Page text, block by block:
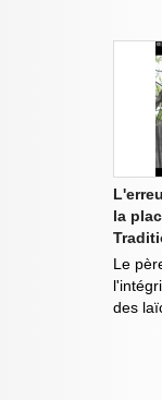
la
Le
des